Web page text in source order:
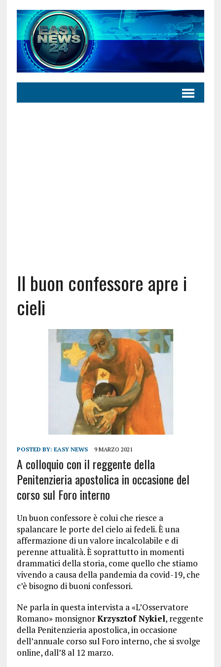
Il buon confessore apre i
cieli
POSTED BY: EASY NEWS 9 MARZO 2021
A colloquio con il reggente della
Penitenzieria apostolica in occasione del
corso sul Foro interno
Un buon confessore è colui che riesce a
spalancare le porte del cielo ai fedeli. È una
affermazione di un valore incalcolabile e di
perenne attualità. È soprattutto in momenti
drammatici della storia, come quello che stiamo
vivendo a causa della pandemia da covid-19, che
c’è bisogno di buoni confessori.
Ne parla in questa intervista a «L’Osservatore
Romano» monsignorKrzysztof Nykiel, reggente
della Penitenzieria apostolica, in occasione
dell’annuale corso sul Foro interno, che si svolge
online, dall’8 al 12 marzo.